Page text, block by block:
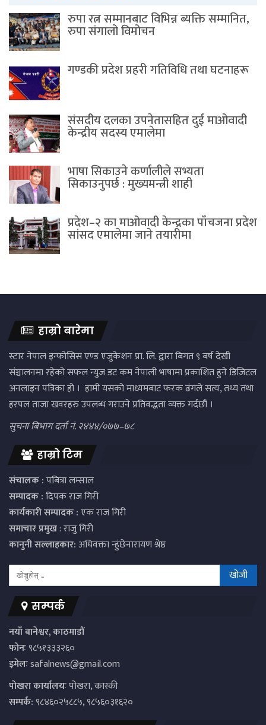
रुपा रत्न सम्मानबाट विभिन्न ब्यक्ति सम्मानित,
रुपा संगालो विमोचन
गण्डकी प्रदेश प्रहरी गतिविधि तथा घटनाहरू
संसदीय दलका उपनेतासहित दुई माओवादी
केन्द्रीय सदस्य एमालेमा
भाषा सिकाउने कर्णालीले सभ्यता
सिकाउनुपर्छ : मुख्यमन्त्री शाही
प्रदेश–२ का माओवादी केन्द्रका पाँचजना प्रदेश
सांसद एमालेमा जाने तयारीमा
हाम्रो बारेमा
स्टार नेपाल इन्फोसिस एण्ड एजुकेशन प्रा. लि. द्वारा बिगत ९ बर्ष देखी
संञ्चालनमा रहेको सफल न्युज डट कम नेपाली भाषामा प्रकाशित हुने डिजिटल
अनलाइन पत्रिका हो । हामी यसको माध्यमबाट फरक ढंगले सत्य, तथ्य तथा
हरपल ताजा खवरहरु उपलब्ध गराउने प्रतिवद्धता व्यक्त गर्दछौं ।
सुचना बिभाग दर्ता नं. २४४४/०७७–७८
हाम्रो टिम
संचालक :पबित्रा लम्साल
सम्पादक :दिपक राज गिरी
कार्यकारी सम्पादक :एक राज गिरी
समाचार प्रमुख: राजु गिरी
कानुनी सल्लाहकार:अधिवक्ता न्हुंछेनारायण श्रेष्ठ
सम्पर्क
नयाँ बानेश्वर, काठमाडौं
फोनः९८५१३३३२६०
इमेलःsafalnews@gmail.com
पाेखरा कार्यालयःपोखरा, कास्की
सम्पर्क:९८४६०२५८८५, ९८५६०३१६२०